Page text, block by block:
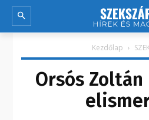
Kezdőlap
Orsós